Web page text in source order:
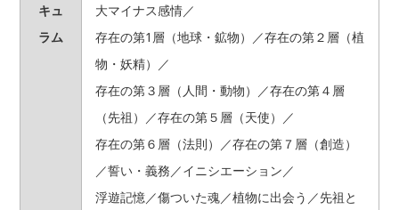
キュ
ラム
大マイナス感情／
存在の第1層（地球・鉱物）／存在の第２層（植
物・妖精）／
存在の第３層（人間・動物）／存在の第４層
（先祖）／存在の第５層（天使）／
存在の第６層（法則）／存在の第７層（創造）
／誓い・義務／イニシエーション／
浮遊記憶／傷ついた魂／植物に出会う／先祖と